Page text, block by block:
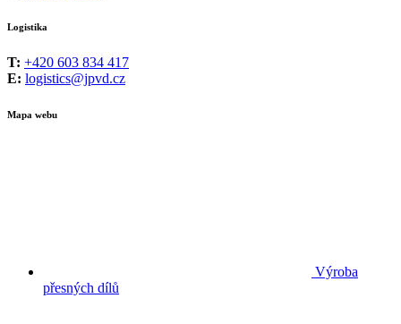
Logistika
T: +420 603 834 417
E: logistics@jpvd.cz
Mapa webu
Výroba
přesných dílů